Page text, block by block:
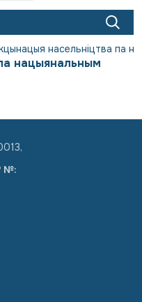
насельніцтва па
нацыянальным
№: